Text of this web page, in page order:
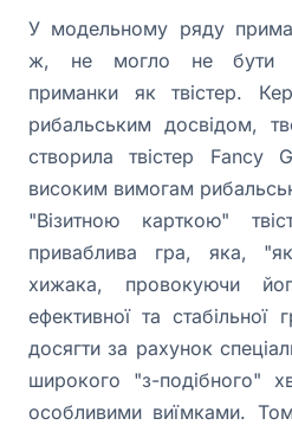
У модельному ряду
ж, не могло не бути
приманки як твістер.
рибальським досвідом,
створила твістер Fancy
високим вимогам
"Візитною карткою"
приваблива гра, яка,
хижака, провокуючи
ефективної та
досягти за рахунок
широкого "з-подібного"
особливими виїмками.